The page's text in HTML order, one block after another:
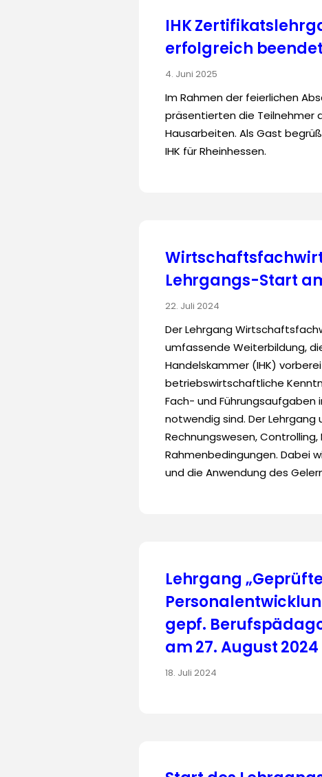
IHK
erfolgreich beendet
4. Juni 2025
Im Rahmen der feierlichen
präsentierten die Teilnehmer
Hausarbeiten. Als Gast
IHK für Rheinhessen.
Lehrgangs-Start
22. Juli 2024
Der Lehrgang
umfassende Weiterbildung,
Handelskammer (IHK)
betriebswirtschaftliche
Fach- und
notwendig sind. Der
Rechnungswesen,
Rahmenbedingungen. Dabei
und die Anwendung des
Lehrgang
gepf.
am 27. August 2024
18. Juli 2024